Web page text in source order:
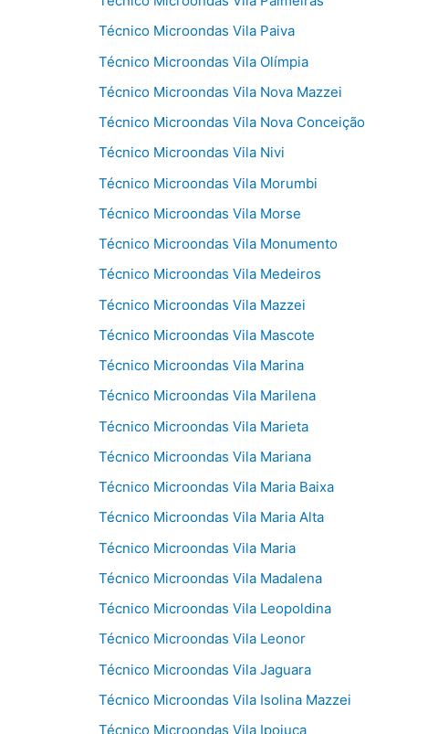
Técnico Microondas Vila Paiva
Técnico Microondas Vila Olímpia
Técnico Microondas Vila Nova Mazzei
Técnico Microondas Vila Nova Conceição
Técnico Microondas Vila Nivi
Técnico Microondas Vila Morumbi
Técnico Microondas Vila Morse
Técnico Microondas Vila Monumento
Técnico Microondas Vila Medeiros
Técnico Microondas Vila Mazzei
Técnico Microondas Vila Mascote
Técnico Microondas Vila Marina
Técnico Microondas Vila Marilena
Técnico Microondas Vila Marieta
Técnico Microondas Vila Mariana
Técnico Microondas Vila Maria Baixa
Técnico Microondas Vila Maria Alta
Técnico Microondas Vila Maria
Técnico Microondas Vila Madalena
Técnico Microondas Vila Leopoldina
Técnico Microondas Vila Leonor
Técnico Microondas Vila Jaguara
Técnico Microondas Vila Isolina Mazzei
Técnico Microondas Vila Ipojuca